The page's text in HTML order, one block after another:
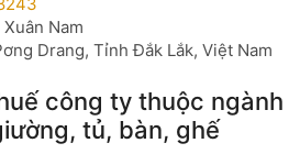
Nam
Drang, Tỉnh Đắk Lắk, Việt Nam
công ty thuộc ngành
tủ, bàn, ghế